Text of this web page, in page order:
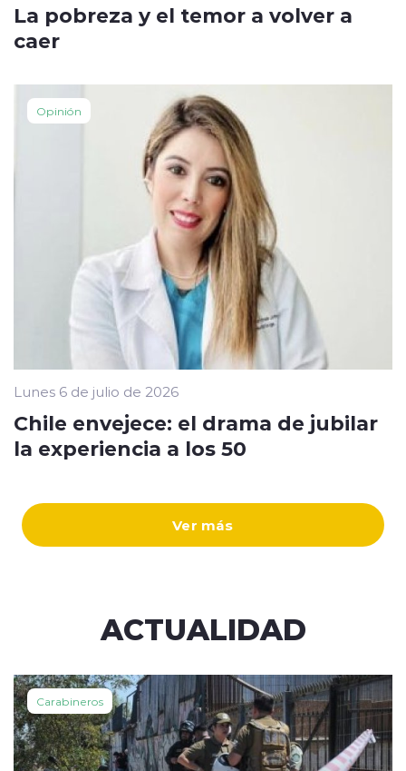
Ver más
La pobreza y el temor a volver a
caer
Opinión
Lunes 6 de julio de 2026
Chile envejece: el drama de jubilar
la experiencia a los 50
ACTUALIDAD
Carabineros